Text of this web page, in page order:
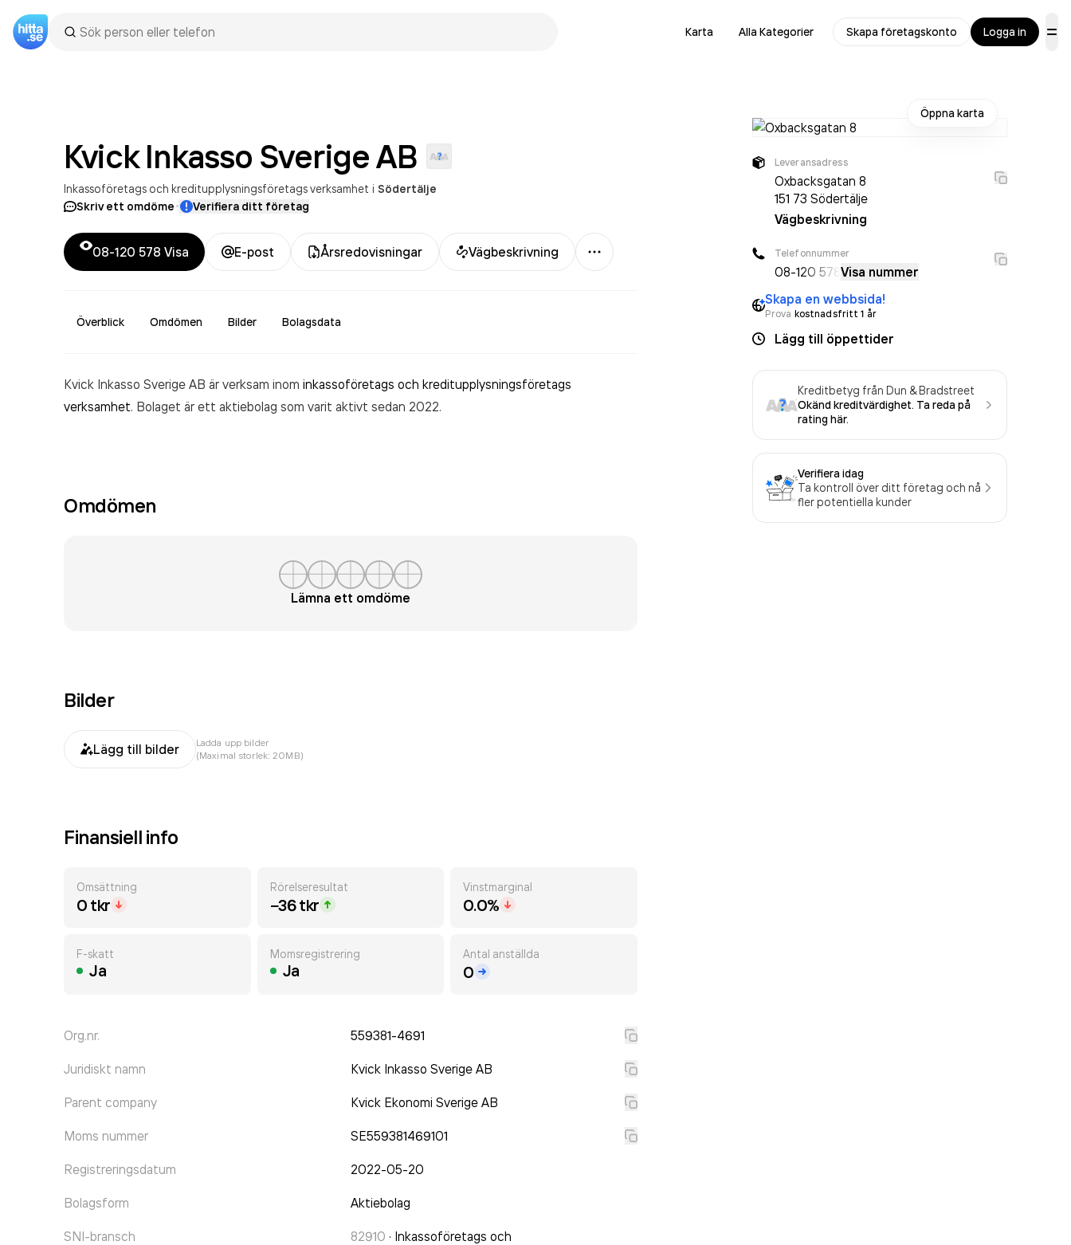
Karta Alla Kategorier Skapa företagskonto Logga in
Kvick Inkasso SverigeAB
Inkassoföretags och kreditupplysningsföretags verksamhet i Södertälje
Skriv ett omdöme· Verifiera ditt företag
08-120 578 Visa E-post Årsredovisningar Vägbeskrivning
Mer
Överblick Omdömen Bilder Bolagsdata
Kvick Inkasso Sverige AB är verksam inom inkassoföretags och kreditupplysningsföretags
verksamhet. Bolaget är ett aktiebolag som varit aktivt sedan 2022.
Omdömen
Lämna ett omdöme
Bilder
Lägg till bilder
Ladda upp bilder
(Maximal storlek: 20MB)
Finansiell info
Omsättning
0 tkr
Rörelseresultat
−36 tkr
Vinstmarginal
0.0%
F-skatt
Ja
Momsregistrering
Ja
Antal anställda
0
Org.nr. 559381-4691
Juridiskt namn Kvick Inkasso Sverige AB
Parent company Kvick Ekonomi Sverige AB
Moms nummer SE559381469101
Registreringsdatum 2022-05-20
Bolagsform Aktiebolag
SNI-bransch 82910 · Inkassoföretags och
Öppna karta
Leveransadress
Oxbacksgatan 8
151 73 Södertälje
Vägbeskrivning
Telefonnummer
08-120 578 Visa nummer
Skapa en webbsida!
Prova kostnadsfritt 1 år
Lägg till öppettider
Kreditbetyg från Dun & Bradstreet
Okänd kreditvärdighet. Ta reda på
rating här.
Verifiera idag
Ta kontroll över ditt företag och nå
fler potentiella kunder